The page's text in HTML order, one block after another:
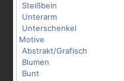
Steißbein
Unterarm
Unterschenkel
Motive
Abstrakt/Grafisch
Blumen
Bunt